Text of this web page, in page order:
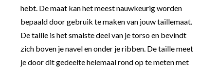
hebt. De maat kan het meest nauwkeurig worden
bepaald door gebruik te maken van jouw taillemaat.
De taille is het smalste deel van je torso en bevindt
zich boven je navel en onder je ribben. De taille meet
je door dit gedeelte helemaal rond op te meten met